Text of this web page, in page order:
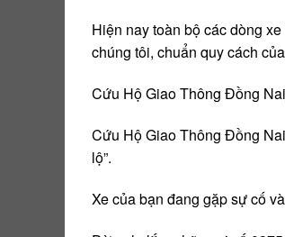
Hiện nay toàn bộ các dòng
chúng tôi, chuẩn quy cách
Cứu Hộ Giao Thông Đồng
Cứu Hộ Giao Thông Đồng
lộ”.
Xe của bạn đang gặp sự cố